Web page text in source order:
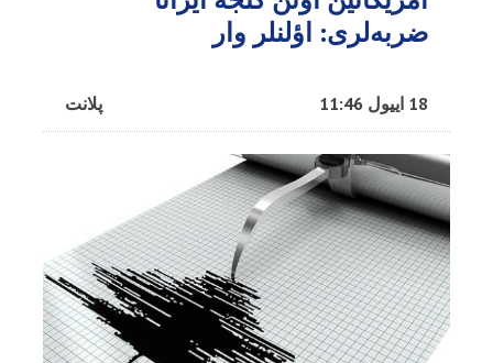
ضربه‌لری: اؤلنلر وار
پلانت 18 اییول 11:46